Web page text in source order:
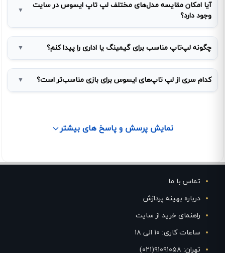
آیا امکان مقایسه مدل‌های مختلف لپ تاپ ایسوس در سایت
وجود دارد؟
▼
چگونه لپ‌تاپ مناسب برای گیمینگ یا اداری را پیدا کنم؟ ▼
کدام سری از لپ تاپ‌های ایسوس برای بازی مناسب‌تر است؟ ▼
نمایش پرسش و پاسخ های بیشتر
تماس با ما
درباره بهینه پردازش
راهنمای خرید از سایت
ساعات کاری: ۱۰ الی ۱۸
تهران: ۹۱۰۹۱۰۵۸(۰۲۱)